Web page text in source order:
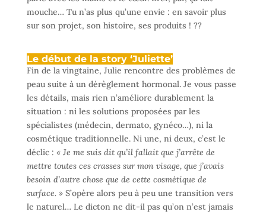
mouche… Tu n’as plus qu’une envie : en savoir plus
sur son projet, son histoire, ses produits ! ??
Le début de la story ‘Juliette’
Fin de la vingtaine, Julie rencontre des problèmes de
peau suite à un dérèglement hormonal. Je vous passe
les détails, mais rien n’améliore durablement la
situation : ni les solutions proposées par les
spécialistes (médecin, dermato, gynéco…), ni la
cosmétique traditionnelle. Ni une, ni deux, c’est le
déclic : « Je me suis dit qu’il fallait que j’arrête de
mettre toutes ces crasses sur mon visage, que j’avais
besoin d’autre chose que de cette cosmétique de
surface. »S’opère alors peu à peu une transition vers
le naturel… Le dicton ne dit-il pas qu’on n’est jamais